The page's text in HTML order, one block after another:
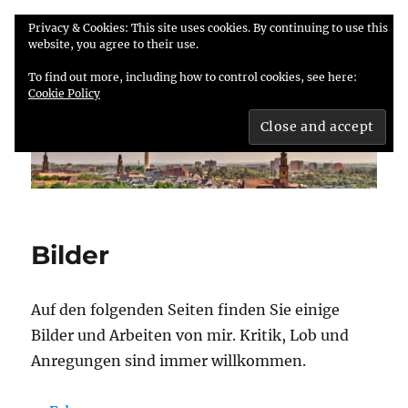
Abbe-Foto
Bilder
Auf den folgenden Seiten finden Sie einige
Bilder und Arbeiten von mir. Kritik, Lob und
Anregungen sind immer willkommen.
Privacy & Cookies: This site uses cookies. By continuing to use this
website, you agree to their use.
To find out more, including how to control cookies, see here:
Cookie Policy